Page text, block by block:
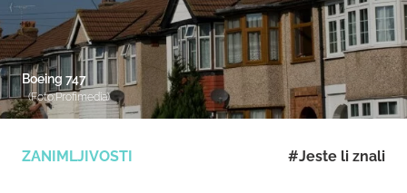
ZANIMLJIVOSTI #Jeste li znali
Boeing 747
(Foto:Profimedia)